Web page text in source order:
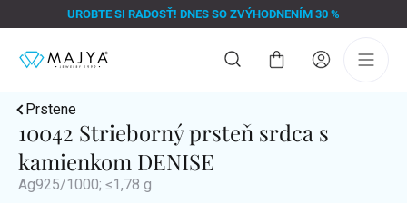
na
UROBTE SI RADOSŤ! DNES SO ZVÝHODNENÍM 30 %
Nákupný
Prstene
10042 Strieborný prsteň srdca s
kamienkom DENISE
Ag925/1000; ≤1,78 g